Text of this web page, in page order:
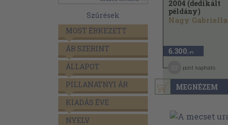
Szűrések
MOST ÉRKEZETT
ÁR SZERINT
ÁLLAPOT
PILLANATNYI ÁR
KIADÁS ÉVE
NYELV
MEGNÉZEM
2004 (dedikált
példány)
Nagy Gabriella
6.300 ,-Ft
pont kapható